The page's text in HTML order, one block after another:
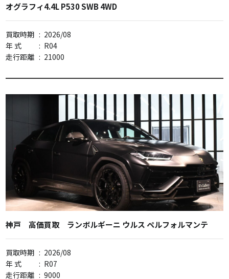
オグラフィ4.4L P530 SWB 4WD
買取時期 : 2026/08
年 式
: R04
走行距離 : 21000
神戸 高価買取 ランボルギーニ ウルス ペルフォルマンテ
買取時期 : 2026/08
年 式
: R07
走行距離 : 9000